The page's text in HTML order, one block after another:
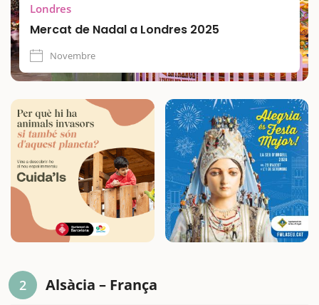
Londres
Mercat de Nadal a Londres 2025
Novembre
2 Alsàcia – França